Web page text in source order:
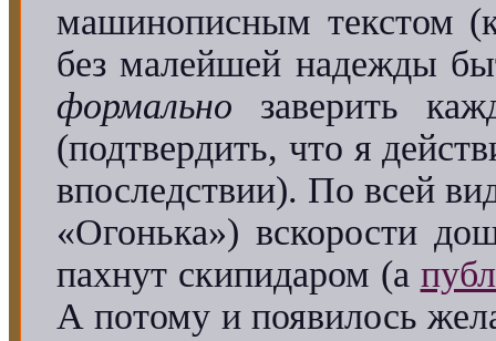
машинописным текстом
без малейшей надежды
формально заверить
(подтвердить, что я
впоследствии). По всей
«Огонька») вскорости
пахнут скипидаром (а
А потому и появилось